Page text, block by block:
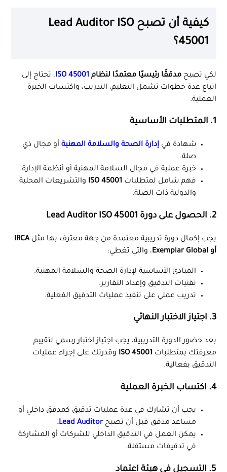
كيفية أن تصبح Lead Auditor ISO
45001؟
لكي تصبح مدققًا رئيسيًا معتمدًا لنظام
، تحتاج إلى
اتباع عدة خطوات تشمل التعليم، التدريب، واكتساب الخبرة
العملية.
1. المتطلبات الأساسية
شهادة في إدارة الصحة والسلامة المهنية أو مجال ذي
صلة.
خبرة عملية في مجال السلامة المهنية أو أنظمة الإدارة.
فهم شامل لمتطلبات ISO 45001 والتشريعات المحلية
والدولية ذات الصلة.
2. الحصول على دورة Lead Auditor ISO 45001
يجب إكمال دورة تدريبية معتمدة من جهة معترف بها مثلIRCA
أو Exemplar Global
، والتي تغطي:
المبادئ الأساسية لإدارة الصحة والسلامة المهنية.
تقنيات التدقيق وإعداد التقارير.
تدريب عملي على تنفيذ عمليات التدقيق الفعلية.
3. اجتياز الاختبار النهائي
بعد حضور الدورة التدريبية، يجب اجتياز اختبار رسمي لتقييم
معرفتك بمتطلبات ISO 45001 وقدرتك على إجراء عمليات
التدقيق بفعالية.
4. اكتساب الخبرة العملية
يجب أن تشارك في عدة عمليات تدقيق كمدقق داخلي أو
مساعد مدقق قبل أن تصبحLead Auditor
.
يمكن العمل في التدقيق الداخلي للشركات أو المشاركة
في تدقيقات مستقلة.
5. التسجيل في هيئة اعتماد